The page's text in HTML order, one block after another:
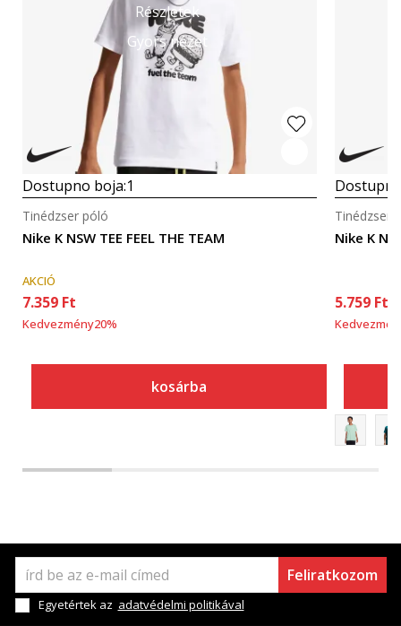
Részletek
Gyors nézet
Dostupno boja:1
Nike K NSW TEE FEEL THE TEAM
Tinédzser póló
AKCIÓ
7.359 Ft
Kedvezmény20%
kosárba
Nike K
Tinédzser
5.759 Ft
Feliratkozom
Egyetértek az adatvédelmi politikával